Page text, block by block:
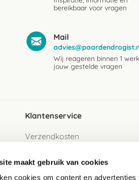
maakt gebruik van cookies
cookies om content en
bereikbaar voor vragen
Mail
Wij reageren binnen 1
jouw gestelde vragen
Klantenservice
Verzendkosten
Betaalwijzen